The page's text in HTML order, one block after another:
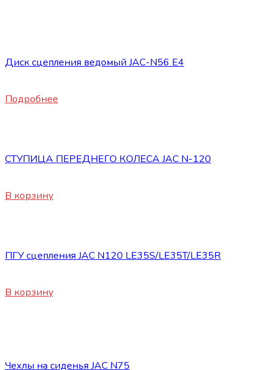
Диск сцепления ведомый JAC-N56 E4
Подробнее
СТУПИЦА ПЕРЕДНЕГО КОЛЕСА JAC N-120
В корзину
ПГУ сцепления JAC N120 LE35S/LE35T/LE35R
В корзину
Чехлы на сиденья JAC N75